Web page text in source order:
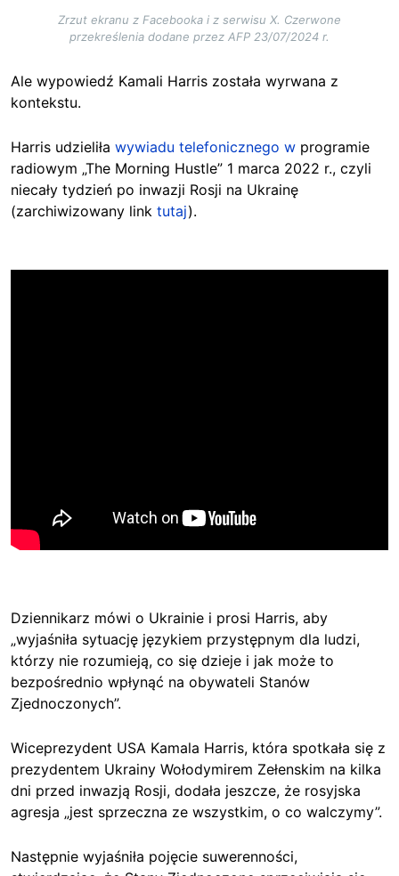
Zrzut ekranu z Facebooka i z serwisu X. Czerwone
przekreślenia dodane przez AFP 23/07/2024 r.
Ale wypowiedź Kamali Harris została wyrwana z
kontekstu.
Harris udzieliła wywiadu telefonicznego w programie
radiowym „The Morning Hustle” 1 marca 2022 r., czyli
niecały tydzień po inwazji Rosji na Ukrainę
(zarchiwizowany link tutaj).
Dziennikarz mówi o Ukrainie i prosi Harris, aby
„wyjaśniła sytuację językiem przystępnym dla ludzi,
którzy nie rozumieją, co się dzieje i jak może to
bezpośrednio wpłynąć na obywateli Stanów
Zjednoczonych”.
Wiceprezydent USA Kamala Harris, która spotkała się z
prezydentem Ukrainy Wołodymirem Zełenskim na kilka
dni przed inwazją Rosji, dodała jeszcze, że rosyjska
agresja „jest sprzeczna ze wszystkim, o co walczymy”.
Następnie wyjaśniła pojęcie suwerenności,